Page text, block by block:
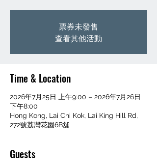
票券未發售
查看其他活動
Time & Location
2026年7月25日 上午9:00 – 2026年7月26日
下午8:00
Hong Kong, Lai Chi Kok, Lai King Hill Rd,
272號荔灣花園6B舖
Guests